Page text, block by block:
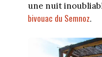
une nuit
bivouac du Semnoz.